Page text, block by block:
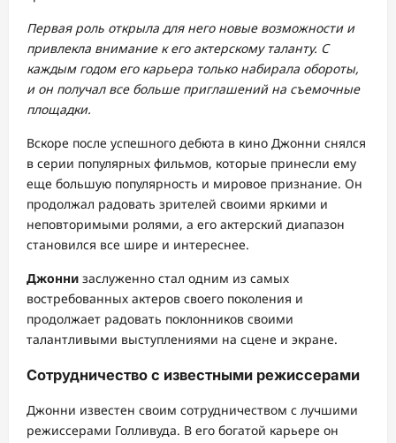
Первая роль открыла для него новые возможности и
привлекла внимание к его актерскому таланту. С
каждым годом его карьера только набирала обороты,
и он получал все больше приглашений на съемочные
площадки.
Вскоре после успешного дебюта в кино Джонни снялся
в серии популярных фильмов, которые принесли ему
еще большую популярность и мировое признание. Он
продолжал радовать зрителей своими яркими и
неповторимыми ролями, а его актерский диапазон
становился все шире и интереснее.
Джонни заслуженно стал одним из самых
востребованных актеров своего поколения и
продолжает радовать поклонников своими
талантливыми выступлениями на сцене и экране.
Сотрудничество с известными режиссерами
Джонни известен своим сотрудничеством с лучшими
режиссерами Голливуда. В его богатой карьере он